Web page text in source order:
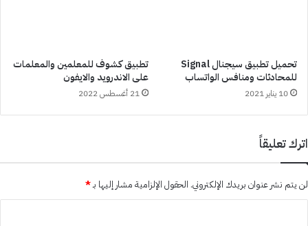
تحميل تطبيق سيجنال Signal
للمحادثات ومنافس الواتساب
10 يناير 2021
تطبيق كشوف للمعلمين والمعلمات
على الاندرويد والايفون
21 أغسطس 2022
اترك تعليقاً
لن يتم نشر عنوان بريدك الإلكتروني. الحقول الإلزامية مشار إليها بـ*